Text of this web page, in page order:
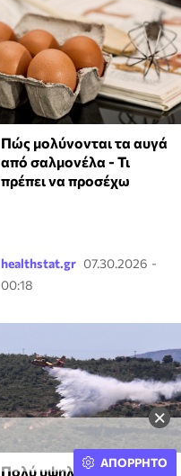
×
Πώς μολύνονται τα αυγά
από σαλμονέλα - Τι
πρέπει να προσέχω
healthstat.gr 07.30.2026 -
00:18
Πολύ υψηλός κίνδυνος
ΑΠΟΡΡΗΤΟ